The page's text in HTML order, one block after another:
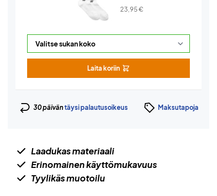
23,95€
Laita koriin
30 päiväntäysi palautusoikeus Maksutapoja
Laadukas materiaali
Erinomainen käyttömukavuus
Tyylikäs muotoilu